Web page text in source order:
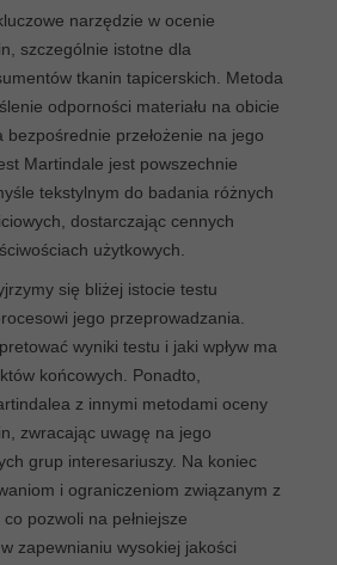
tkanin
mebli
końcowi
Martindalea z alternatywnymi
testu
rzeczywistym użytkowaniem
narzędzie w ocenie
szczególnie istotne dla
tkanin tapicerskich. Metoda
odporności materiału na obicie
bezpośrednie przełożenie na jego
Martindale jest powszechnie
tekstylnym do badania różnych
dostarczając cennych
użytkowych.
się bliżej istocie testu
jego przeprowadzania.
wyniki testu i jaki wpływ ma
końcowych. Ponadto,
z innymi metodami oceny
zwracając uwagę na jego
grup interesariuszy. Na koniec
i ograniczeniom związanym z
pozwoli na pełniejsze
zapewnianiu wysokiej jakości